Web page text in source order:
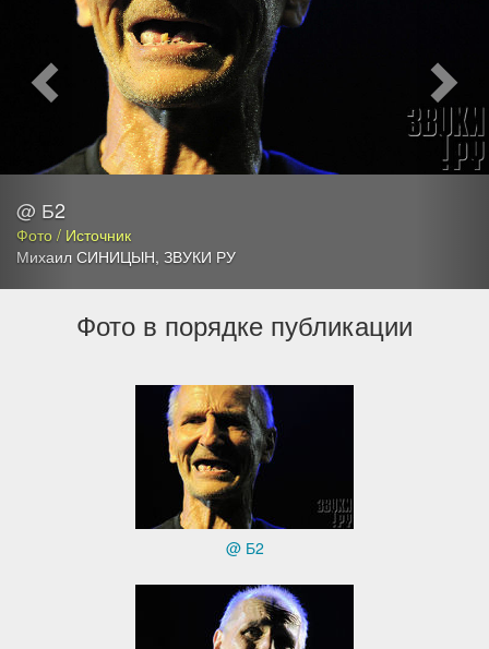
@ Б2
Фото / Источник
Михаил СИНИЦЫН, ЗВУКИ РУ
Фото в порядке публикации
@ Б2